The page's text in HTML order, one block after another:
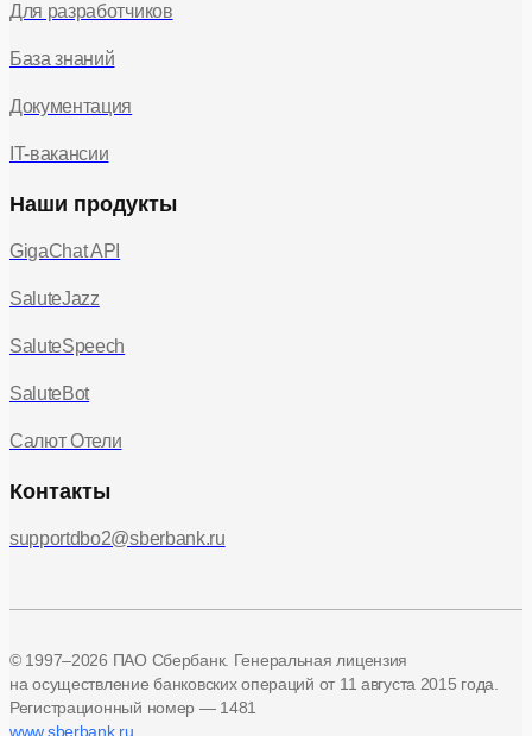
Для разработчиков
База знаний
Документация
IT-вакансии
Наши продукты
GigaChat API
SaluteJazz
SaluteSpeech
SaluteBot
Салют Отели
Контакты
supportdbo2@sberbank.ru
© 1997–2026 ПАО Сбербанк. Генеральная лицензия
на осуществление банковских операций от 11 августа 2015 года.
Регистрационный номер — 1481
www.sberbank.ru